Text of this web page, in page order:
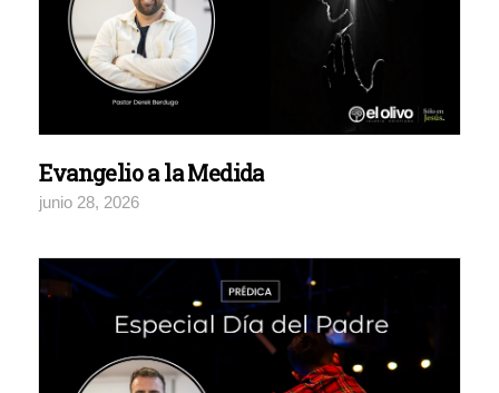
Evangelio a la Medida
junio 28, 2026